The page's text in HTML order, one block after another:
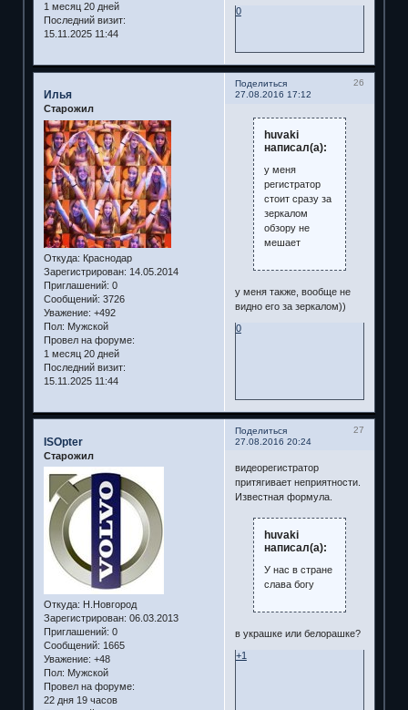
1 месяц 20 дней
Последний визит:
15.11.2025 11:44
0
Поделиться
26
27.08.2016 17:12
Илья
Старожил
Откуда: Краснодар
Зарегистрирован: 14.05.2014
Приглашений: 0
Сообщений: 3726
Уважение: +492
Пол: Мужской
Провел на форуме:
1 месяц 20 дней
Последний визит:
15.11.2025 11:44
huvaki
написал(а):
у меня
регистратор
стоит сразу за
зеркалом
обзору не
мешает
у меня также, вообще не
видно его за зеркалом))
0
Поделиться
27
27.08.2016 20:24
ISOpter
Старожил
Откуда: Н.Новгород
Зарегистрирован: 06.03.2013
Приглашений: 0
Сообщений: 1665
Уважение: +48
Пол: Мужской
Провел на форуме:
22 дня 19 часов
видеорегистратор
притягивает неприятности.
Известная формула.
huvaki
написал(а):
У нас в стране
слава богу
в украшке или белорашке?
+1